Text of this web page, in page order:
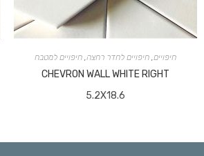
חיפויים חיפויים לחדר רחצה חיפויים למטבח
CHEVRON WALL WHITE RIGHT
5.2X18.6